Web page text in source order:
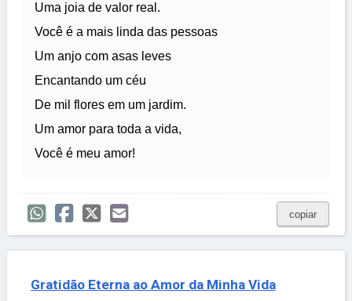
Uma joia de valor real.
Você é a mais linda das pessoas
Um anjo com asas leves
Encantando um céu
De mil flores em um jardim.
Um amor para toda a vida,
Você é meu amor!
copiar
Gratidão Eterna ao Amor da Minha Vida